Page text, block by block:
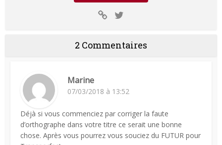
2 Commentaires
Marine
07/03/2018 à 13:52
Déjà si vous commenciez par corriger la faute
d’orthographe dans votre titre ce serait une bonne
chose. Après vous pourrez vous souciez du FUTUR pour